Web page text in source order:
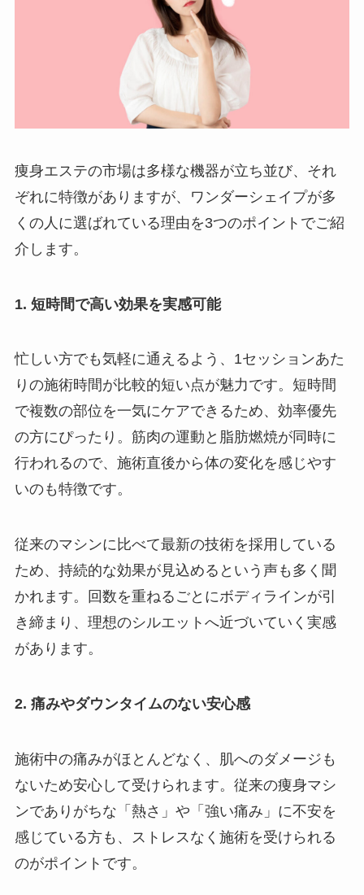
痩身エステの市場は多様な機器が立ち並び、それ
ぞれに特徴がありますが、ワンダーシェイプが多
くの人に選ばれている理由を3つのポイントでご紹
介します。
1. 短時間で高い効果を実感可能
忙しい方でも気軽に通えるよう、1セッションあた
りの施術時間が比較的短い点が魅力です。短時間
で複数の部位を一気にケアできるため、効率優先
の方にぴったり。筋肉の運動と脂肪燃焼が同時に
行われるので、施術直後から体の変化を感じやす
いのも特徴です。
従来のマシンに比べて最新の技術を採用している
ため、持続的な効果が見込めるという声も多く聞
かれます。回数を重ねるごとにボディラインが引
き締まり、理想のシルエットへ近づいていく実感
があります。
2. 痛みやダウンタイムのない安心感
施術中の痛みがほとんどなく、肌へのダメージも
ないため安心して受けられます。従来の痩身マシ
ンでありがちな「熱さ」や「強い痛み」に不安を
感じている方も、ストレスなく施術を受けられる
のがポイントです。